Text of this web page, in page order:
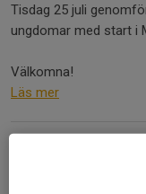
Tisdag 25 juli
ungdomar med start i
Välkomna!
Läs mer
0